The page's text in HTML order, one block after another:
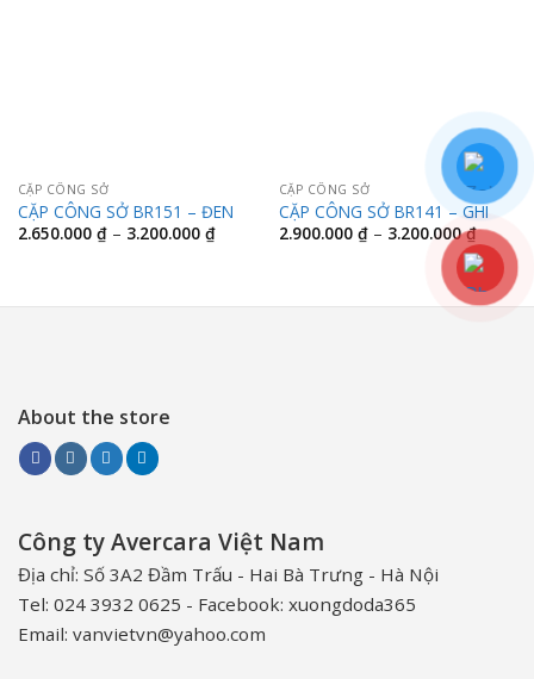
CẶP CÔNG SỞ
CẶP CÔNG SỞ BR151 – ĐEN
2.650.000 ₫ – 3.200.000 ₫Khoảng
giá:
3.200.000 ₫
CẶP CÔNG SỞ
CẶP CÔNG SỞ BR141 – GHI
2.900.000 ₫ – 3.200.000₫Khoảng
giá:
từ
đến
About the store
Công ty Avercara Việt Nam
Địa chỉ: Số 3A2 Đầm Trấu - Hai Bà Trưng - Hà Nội
Tel: 024 3932 0625 - Facebook: xuongdoda365
Email: vanvietvn@yahoo.com